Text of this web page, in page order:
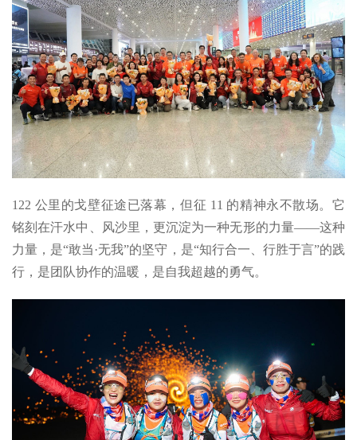
122 公里的戈壁征途已落幕，但征 11 的精神永不散场。它
铭刻在汗水中、风沙里，更沉淀为一种无形的力量——这种
力量，是“敢当·无我”的坚守，是“知行合一、行胜于言”的践
行，是团队协作的温暖，是自我超越的勇气。